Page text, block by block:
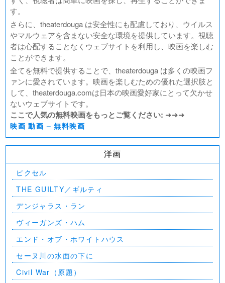
す。
さらに、theaterdouga は安全性にも配慮しており、ウイルス
やマルウェアを含まない安全な環境を提供しています。視聴
者は心配することなくウェブサイトを利用し、映画を楽しむ
ことができます。
全てを無料で提供することで、theaterdouga は多くの映画フ
ァンに愛されています。映画を楽しむための優れた選択肢と
して、theaterdouga.comは日本の映画愛好家にとって欠かせ
ないウェブサイトです。
ここで人気の無料映画をもっとご覧ください: ➜➜➜
映画 動画 – 無料映画
洋画
ピクセル
THE GUILTY／ギルティ
デンジャラス・ラン
ヴィーガンズ・ハム
エンド・オブ・ホワイトハウス
セーヌ川の水面の下に
Civil War（原題）